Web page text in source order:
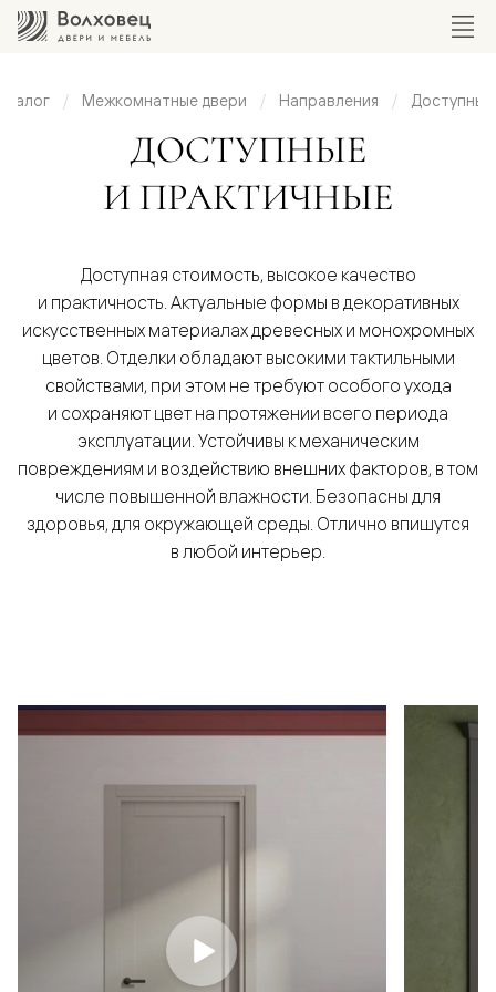
Межкомнатные двери Направления
ДОСТУПНЫЕ
И ПРАКТИЧНЫЕ
Доступная стоимость, высокое качество
и практичность. Актуальные формы в декоративных
искусственных материалах древесных и монохромных
цветов. Отделки обладают высокими тактильными
свойствами, при этом не требуют особого ухода
и сохраняют цвет на протяжении всего периода
эксплуатации. Устойчивы к механическим
повреждениям и воздействию внешних факторов, в том
числе повышенной влажности. Безопасны для
здоровья, для окружающей среды. Отлично впишутся
в любой интерьер.